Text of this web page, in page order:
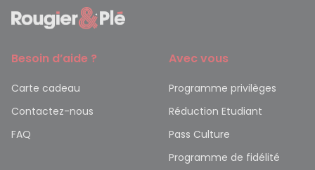
Besoin d’aide ?
Carte cadeau
Contactez-nous
FAQ
Avec vous
Programme privilèges
Réduction Etudiant
Pass Culture
Programme de fidélité